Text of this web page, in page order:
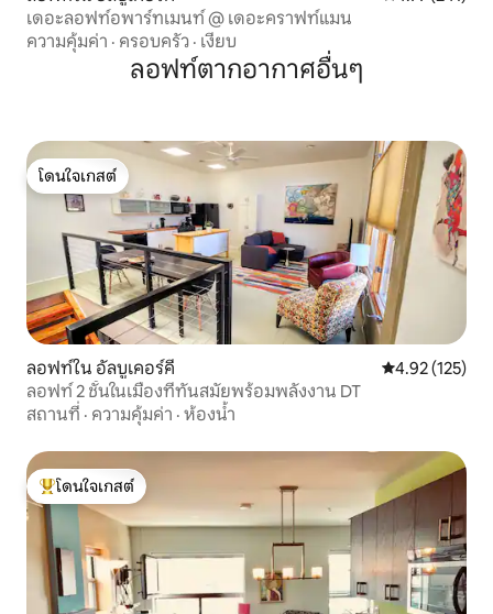
เดอะลอฟท์อพาร์ทเมนท์ @ เดอะคราฟท์แมน
ความคุ้มค่า · ครอบครัว · เงียบ
ลอฟท์ตากอากาศอื่นๆ
โดนใจเกสต์
โดนใจเกสต์
ลอฟท์ใน อัลบูเคอร์คี คะแนนเฉลี่ย
4.92 (125)
ลอฟท์ 2 ชั้นในเมืองที่ทันสมัยพร้อมพลังงาน DT
สถานที่ · ความคุ้มค่า · ห้องน้ำ
โดนใจเกสต์ที่สุด
โดนใจเกสต์